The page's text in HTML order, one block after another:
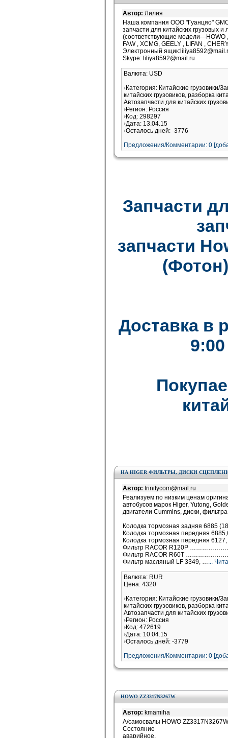
Автор: Лилия
Наша компания ООО "Гуанцяо"
запчасти для китайских грузовых и
(соответствующие модели---HOWO
FAW , XCMG, GEELY , LIFAN ,
Электронный
Skype: liliya8592@mail.ru
Валюта: USD
Категория: Китайские грузовики/
китайских грузовиков, разборка
Автозапчасти для китайских
Регион: Россия
Код: 298297
Дата: 13.04.15
Осталось дней: -3776
Предложения/Комментарии: 0
Запчасти
запчасти
Доставка в
НА HIGER ФИЛЬТРЫ, ДИСКИ
Автор: trinitycom@mail.ru
Реализуем по низким ценам
автобусов марок Higer, Yutong,
двигатели Cummins, диски,
Колодка тормозная задняя 6885
Колодка тормозная передняя
Колодка тормозная передняя
Фильтр RACOR R120P
Фильтр RACOR R60T
Фильтр масляный LF 3349, …...
Валюта: RUR
Цена: 4320
Категория: Китайские грузовики/
китайских грузовиков, разборка
Автозапчасти для китайских
Регион: Россия
Код: 472619
Дата: 10.04.15
Осталось дней: -3779
Предложения/Комментарии: 0
HOWO ZZ3317N3267W
Автор: kmamiha
А/самосвалы HOWO
Состояние
аварийное.